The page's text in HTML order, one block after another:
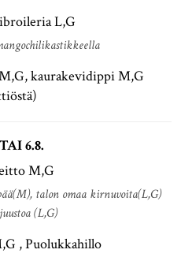
L,G
kaurakevidippi M,G
6.8.
M,G
talon omaa kirnuvoita(L,G)
(L,G)
, Puolukkahillo